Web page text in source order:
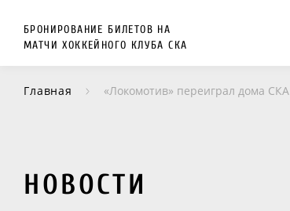
БРОНИРОВАНИЕ БИЛЕТОВ НА
МАТЧИ ХОККЕЙНОГО КЛУБА СКА
Главная «Локомотив» переиграл дома СКА
НОВОСТИ